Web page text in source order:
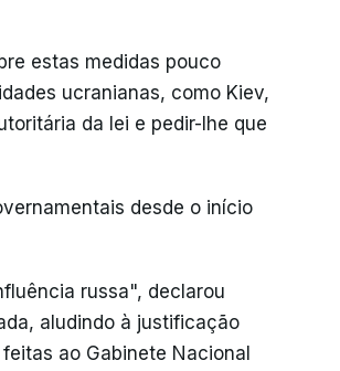
estas medidas pouco
ucranianas, como Kiev,
da lei e pedir-lhe que
desde o início
russa", declarou
aludindo à justificação
ao Gabinete Nacional